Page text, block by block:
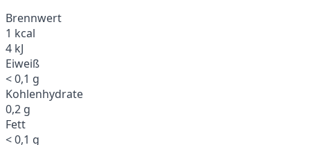
Brennwert
1 kcal
4 kJ
Eiweiß
< 0,1 g
Kohlenhydrate
0,2 g
Fett
< 0,1 g